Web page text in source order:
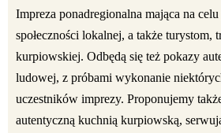
Impreza ponadregionalna mająca na
społeczności lokalnej, a także turystom,
kurpiowskiej. Odbędą się też pokazy
ludowej, z próbami wykonanie
uczestników imprezy. Proponujemy
autentyczną kuchnią kurpiowską,